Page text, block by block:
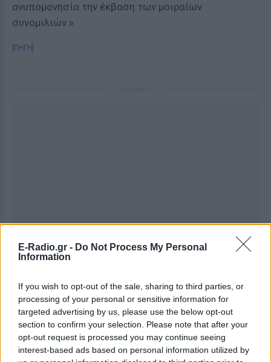
E-Radio.gr - Do Not Process My Personal
Information
If you wish to opt-out of the sale, sharing to third parties, or
processing of your personal or sensitive information for
targeted advertising by us, please use the below opt-out
section to confirm your selection. Please note that after your
opt-out request is processed you may continue seeing
interest-based ads based on personal information utilized by
ανυπομονησία την έκβαση των μοιραίων
συνομιλιών.»
[ΠΗΓΗ]